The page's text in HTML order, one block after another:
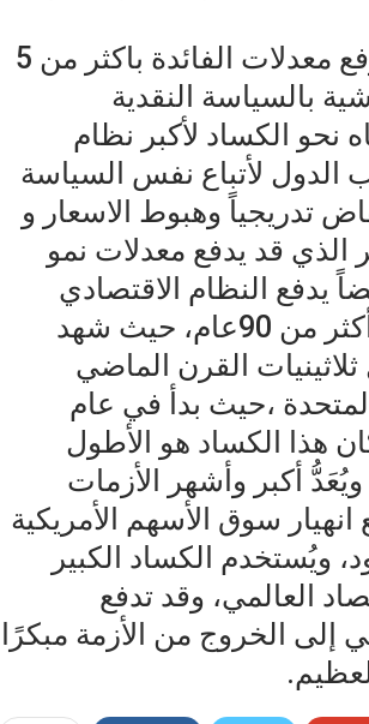
اعتزم الفيدرالي الأمريكي منذ بداية الأزمة رفع معدلات الفائدة باكثر من 5
بالسياسة النقدية
نحو الكساد لأكبر نظام
الدول لأتباع نفس السياسة
تدريجياً وهبوط الاسعار و
الذي قد يدفع معدلات نمو
يدفع النظام الاقتصادي
العالمي نحو الكساد الكبير مثل ماحدث من أكثر من 90عام، حيث شهد
القرن الماضي
المتحدة ،حيث بدأ في عام
كان هذا الكساد هو الأطول
أكبر وأشهر الأزمات
سوق الأسهم الأمريكية
الأسود، ويُستخدم الكساد الكبير
العالمي، وقد تدفع
إلى الخروج من الأزمة مبكرًا